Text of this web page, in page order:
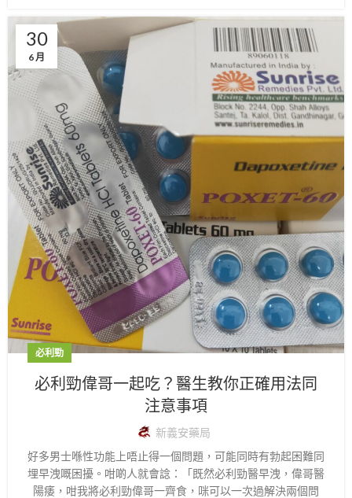
30
6 月
必利勁
必利勁偉哥一起吃？醫生教你正確用法同
注意事項
新義安藥局
好多男士喺性功能上唔止得一個問題，可能同時有勃起困難同
埋早洩嘅困擾。咁啲人就會諗：「既然必利勁醫早洩，偉哥醫
陽痿，咁我將必利勁偉哥一齊食，咪可以一次過解決兩個問